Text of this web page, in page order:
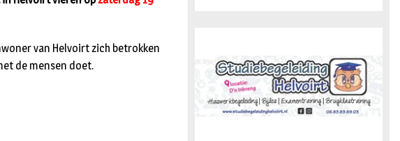
van Helvoirt zich betrokken
de mensen doet.